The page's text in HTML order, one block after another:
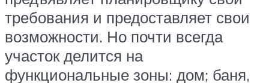
требования и предоставляет свои
возможности. Но почти всегда
участок делится на
функциональные зоны: дом; баня,